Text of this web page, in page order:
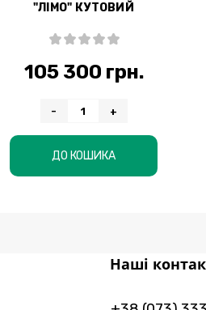
"ЛІМО" КУТОВИЙ
105 300 грн.
- +
ДО КОШИКА
Наші